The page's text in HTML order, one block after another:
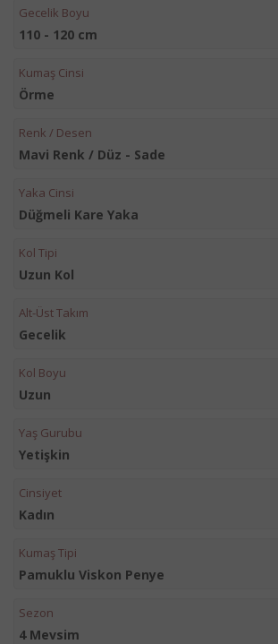
Gecelik Boyu
110 - 120 cm
Kumaş Cinsi
Örme
Renk / Desen
Mavi Renk / Düz - Sade
Yaka Cinsi
Düğmeli Kare Yaka
Kol Tipi
Uzun Kol
Alt-Üst Takım
Gecelik
Kol Boyu
Uzun
Yaş Gurubu
Yetişkin
Cinsiyet
Kadın
Kumaş Tipi
Pamuklu Viskon Penye
Sezon
4 Mevsim